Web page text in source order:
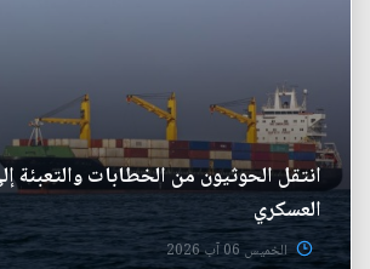
انتقل الحوثيون من الخطابات والتعبئة
العسكري
الخميس 06 آب 2026